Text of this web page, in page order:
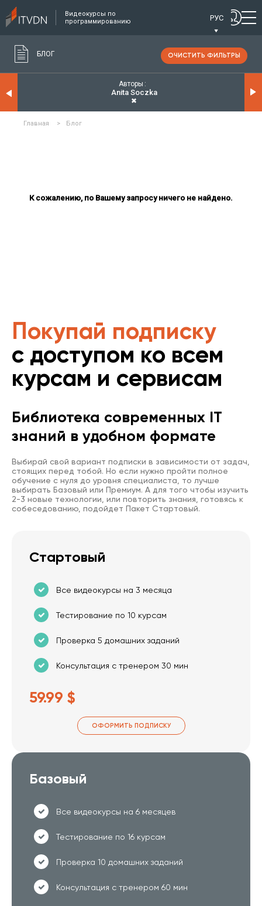
Видеокурсы по
программированию
РУС
БЛОГ ОЧИСТИТЬ ФИЛЬТРЫ
Авторы
Anita Soczka
✖
Главная > Блог
К сожалению, по Вашему запросу ничего не найдено.
Покупай подписку
с доступом ко всем
курсам и сервисам
Библиотека современных IT
знаний в удобном формате
Выбирай свой вариант подписки в зависимости от задач,
стоящих перед тобой. Но если нужно пройти полное
обучение с нуля до уровня специалиста, то лучше
выбирать Базовый или Премиум. А для того чтобы изучить
2-3 новые технологии, или повторить знания, готовясь к
собеседованию, подойдет Пакет Стартовый.
Стартовый
Все видеокурсы на 3 месяца
Тестирование по 10 курсам
Проверка 5 домашних заданий
Консультация с тренером 30 мин
59.99 $
ОФОРМИТЬ ПОДПИСКУ
Базовый
Все видеокурсы на 6 месяцев
Тестирование по 16 курсам
Проверка 10 домашних заданий
Консультация с тренером 60 мин